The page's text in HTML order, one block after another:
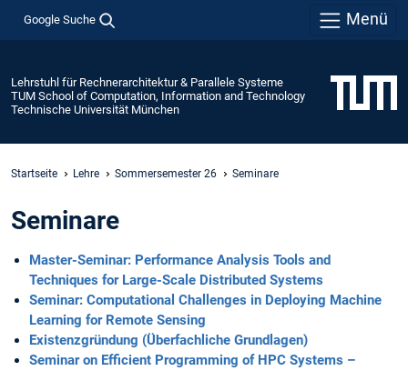
Google Suche Menü
Lehrstuhl für Rechnerarchitektur & Parallele Systeme
TUM School of Computation, Information and Technology
Technische Universität München
Startseite Lehre Sommersemester 26 Seminare
Seminare
Master-Seminar: Performance Analysis Tools and
Techniques for Large-Scale Distributed Systems
Seminar: Computational Challenges in Deploying Machine
Learning for Remote Sensing
Existenzgründung (Überfachliche Grundlagen)
Seminar on Efficient Programming of HPC Systems –